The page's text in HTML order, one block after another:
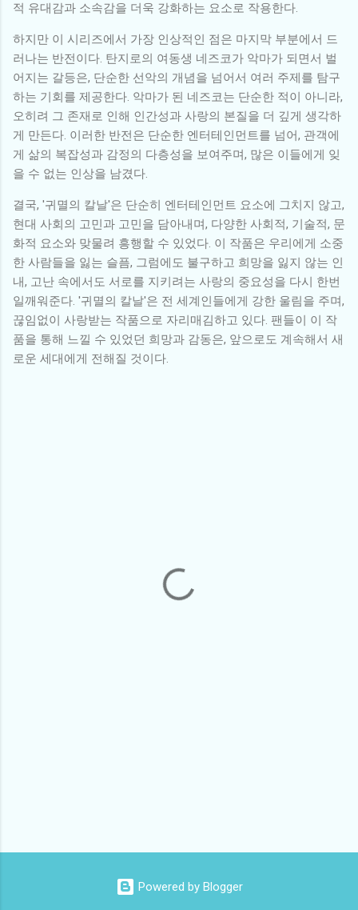
적 유대감과 소속감을 더욱 강화하는 요소로 작용한다.
하지만 이 시리즈에서 가장 인상적인 점은 마지막 부분에서 드
러나는 반전이다. 탄지로의 여동생 네즈코가 악마가 되면서 벌
어지는 갈등은, 단순한 선악의 개념을 넘어서 여러 주제를 탐구
하는 기회를 제공한다. 악마가 된 네즈코는 단순한 적이 아니라,
오히려 그 존재로 인해 인간성과 사랑의 본질을 더 깊게 생각하
게 만든다. 이러한 반전은 단순한 엔터테인먼트를 넘어, 관객에
게 삶의 복잡성과 감정의 다층성을 보여주며, 많은 이들에게 잊
을 수 없는 인상을 남겼다.
결국, '귀멸의 칼날'은 단순히 엔터테인먼트 요소에 그치지 않고,
현대 사회의 고민과 고민을 담아내며, 다양한 사회적, 기술적, 문
화적 요소와 맞물려 흥행할 수 있었다. 이 작품은 우리에게 소중
한 사람들을 잃는 슬픔, 그럼에도 불구하고 희망을 잃지 않는 인
내, 고난 속에서도 서로를 지키려는 사랑의 중요성을 다시 한번
일깨워준다. '귀멸의 칼날'은 전 세계인들에게 강한 울림을 주며,
끊임없이 사랑받는 작품으로 자리매김하고 있다. 팬들이 이 작
품을 통해 느낄 수 있었던 희망과 감동은, 앞으로도 계속해서 새
로운 세대에게 전해질 것이다.
Powered by Blogger